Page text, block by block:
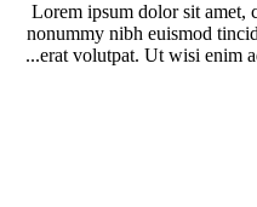
Lorem ipsum dolor sit amet,
nonummy nibh euismod
erat volutpat. Ut wisi enim